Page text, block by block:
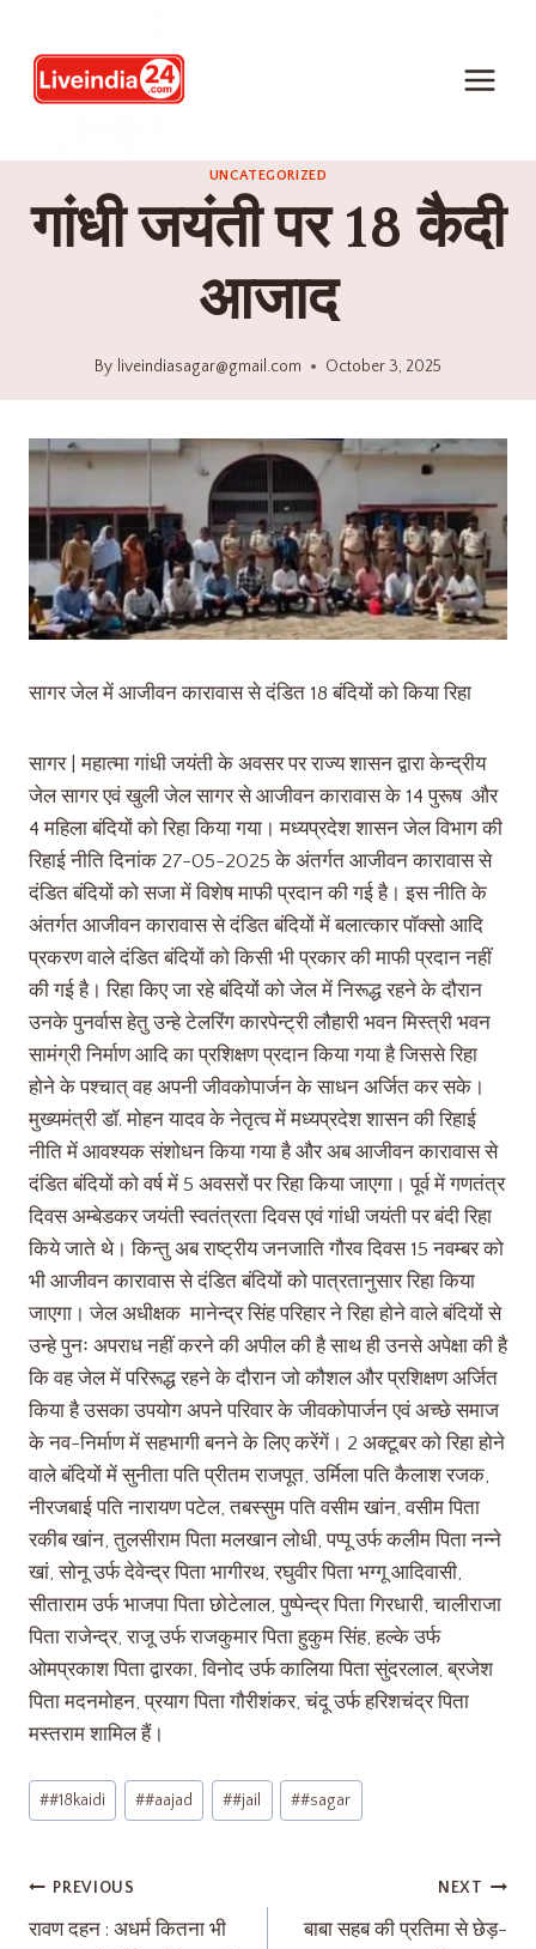
UNCATEGORIZED
गांधी जयंती पर 18 कैदी
आजाद
By liveindiasagar@gmail.com October 3, 2025
सागर जेल में आजीवन कारावास से दंडित 18 बंदियों को किया रिहा
सागर | महात्मा गांधी जयंती के अवसर पर राज्य शासन द्वारा केन्द्रीय
जेल सागर एवं खुली जेल सागर से आजीवन कारावास के 14 पुरूष और
4 महिला बंदियों को रिहा किया गया। मध्यप्रदेश शासन जेल विभाग की
रिहाई नीति दिनांक 27-05-2025 के अंतर्गत आजीवन कारावास से
दंडित बंदियों को सजा में विशेष माफी प्रदान की गई है। इस नीति के
अंतर्गत आजीवन कारावास से दंडित बंदियों में बलात्कार पॉक्सो आदि
प्रकरण वाले दंडित बंदियों को किसी भी प्रकार की माफी प्रदान नहीं
की गई है। रिहा किए जा रहे बंदियों को जेल में निरूद्ध रहने के दौरान
उनके पुनर्वास हेतु उन्हे टेलरिंग कारपेन्ट्री लौहारी भवन मिस्त्री भवन
सामंग्री निर्माण आदि का प्रशिक्षण प्रदान किया गया है जिससे रिहा
होने के पश्चात् वह अपनी जीवकोपार्जन के साधन अर्जित कर सके।
मुख्यमंत्री डॉ. मोहन यादव के नेतृत्व में मध्यप्रदेश शासन की रिहाई
नीति में आवश्यक संशोधन किया गया है और अब आजीवन कारावास से
दंडित बंदियों को वर्ष में 5 अवसरों पर रिहा किया जाएगा। पूर्व में गणतंत्र
दिवस अम्बेडकर जयंती स्वतंत्रता दिवस एवं गांधी जयंती पर बंदी रिहा
किये जाते थे। किन्तु अब राष्ट्रीय जनजाति गौरव दिवस 15 नवम्बर को
भी आजीवन कारावास से दंडित बंदियों को पात्रतानुसार रिहा किया
जाएगा। जेल अधीक्षक मानेन्द्र सिंह परिहार ने रिहा होने वाले बंदियों से
उन्हे पुनः अपराध नहीं करने की अपील की है साथ ही उनसे अपेक्षा की है
कि वह जेल में परिरूद्ध रहने के दौरान जो कौशल और प्रशिक्षण अर्जित
किया है उसका उपयोग अपने परिवार के जीवकोपार्जन एवं अच्छे समाज
के नव-निर्माण में सहभागी बनने के लिए करेंगें। 2 अक्टूबर को रिहा होने
वाले बंदियों में सुनीता पति प्रीतम राजपूत, उर्मिला पति कैलाश रजक,
नीरजबाई पति नारायण पटेल, तबस्सुम पति वसीम खांन, वसीम पिता
रकीब खांन, तुलसीराम पिता मलखान लोधी, पप्पू उर्फ कलीम पिता नन्ने
खां, सोनू उर्फ देवेन्द्र पिता भागीरथ, रघुवीर पिता भग्गू आदिवासी,
सीताराम उर्फ भाजपा पिता छोटेलाल, पुष्पेन्द्र पिता गिरधारी, चालीराजा
पिता राजेन्द्र, राजू उर्फ राजकुमार पिता हुकुम सिंह, हल्के उर्फ
ओमप्रकाश पिता द्वारका, विनोद उर्फ कालिया पिता सुंदरलाल, ब्रजेश
पिता मदनमोहन, प्रयाग पिता गौरीशंकर, चंदू उर्फ हरिशचंद्र पिता
मस्तराम शामिल हैं।
##18kaidi ##aajad ##jail ##sagar
PREVIOUS
रावण दहन : अधर्म कितना भी
NEXT
बाबा सहब की प्रतिमा से छेड़-